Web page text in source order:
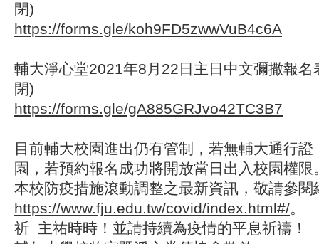
閉)
https://forms.gle/koh9FD5zwwVuB4c6A
輔大淨心堂2021年8月22日主日中文彌撒報名
閉)
https://forms.gle/gA885GRJvo42TC3B7
目前輔大校園進出仍有管制，若無輔大通行
園，若預約報名成功將開放當日出入校園權限
本校防疫措施滾動調整之最新資訊，敬請參閱
https://www.fju.edu.tw/covid/index.html#/。
祈 主祐時時！並請持續為疫情的平息祈禱！